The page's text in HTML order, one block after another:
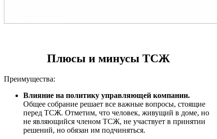
Плюсы и минусы ТСЖ
Преимущества:
Влияние на политику управляющей компании.
Общее собрание решает все важные вопросы, стоящие
перед ТСЖ. Отметим, что человек, живущий в доме, но
не являющийся членом ТСЖ, не участвует в принятии
решений, но обязан им подчиняться.